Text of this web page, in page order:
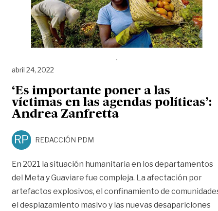
abril 24, 2022
‘Es importante poner a las
víctimas en las agendas políticas’:
Andrea Zanfretta
RP REDACCIÓN PDM
En 2021 la situación humanitaria en los departamentos
del Meta y Guaviare fue compleja. La afectación por
artefactos explosivos, el confinamiento de
el desplazamiento masivo y las nuevas desapariciones